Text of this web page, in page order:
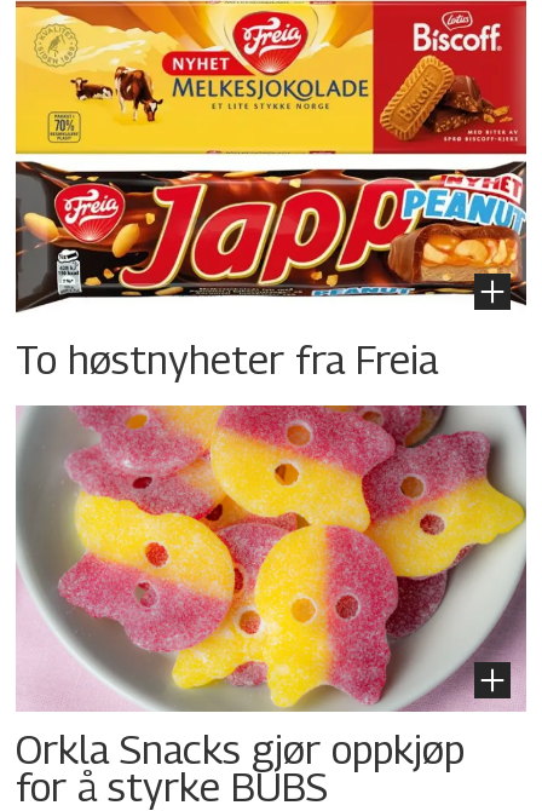
To høstnyheter fra Freia
Orkla Snacks gjør oppkjøp
for å styrke BUBS